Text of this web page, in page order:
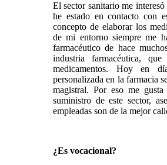
El sector sanitario me
he estado en contacto con
concepto de elaborar los
de mi entorno siempre me
farmacéutico de hace
industria farmacéutica,
medicamentos. Hoy en
personalizada en la farmacia
magistral. Por eso me
suministro de este sector,
empleadas son de la mejor
¿Es vocacional?